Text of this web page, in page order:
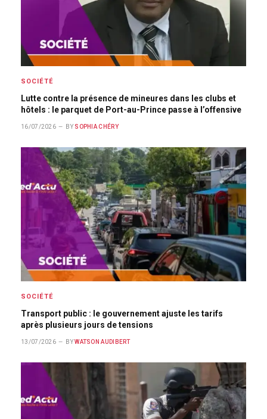
SOCIÉTÉ
Lutte contre la présence de mineures dans les clubs et
hôtels : le parquet de Port-au-Prince passe à l’offensive
16/07/2026 BY SOPHIA CHÉRY
SOCIÉTÉ
Transport public : le gouvernement ajuste les tarifs
après plusieurs jours de tensions
13/07/2026 BY WATSON AUDIBERT